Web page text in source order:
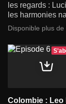
les regards :
les harmonies
Disponible plus de
Colombie : Leo